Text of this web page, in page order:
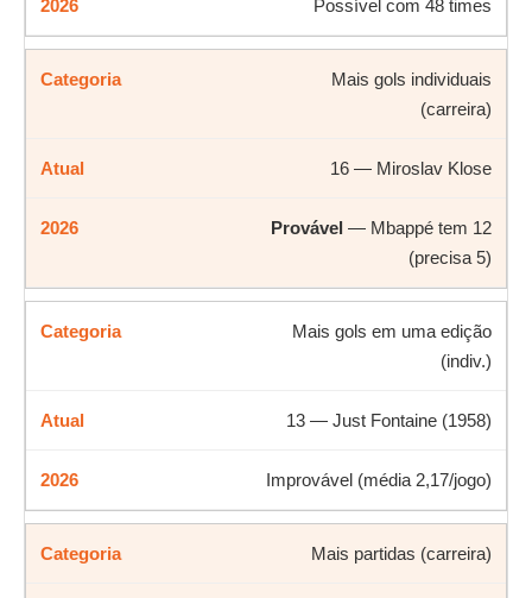
Possível com 48 times
Mais gols individuais
(carreira)
16 — Miroslav Klose
Provável — Mbappé tem 12
(precisa 5)
Mais gols em uma edição
(indiv.)
13 — Just Fontaine (1958)
Improvável (média 2,17/jogo)
Mais partidas (carreira)